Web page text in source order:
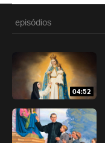
episódios
04:52